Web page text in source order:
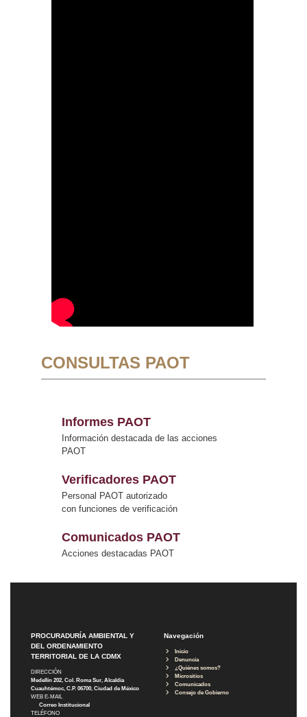
CONSULTAS PAOT
Informes PAOT
Información destacada de las acciones
PAOT
Verificadores PAOT
Personal PAOT autorizado
con funciones de verificación
Comunicados PAOT
Acciones destacadas PAOT
PROCURADURÍA AMBIENTAL Y
DEL ORDENAMIENTO
TERRITORIAL DE LA CDMX
DIRECCIÓN
Medellín 202, Col. Roma Sur, Alcaldía
Cuauhtémoc, C.P. 06700, Ciudad de México
WEB E-MAIL
Correo Institucional
TELÉFONO
Navegación
Inicio
Denuncia
¿Quiénes somos?
Micrositios
Comunicados
Consejo de Gobierno